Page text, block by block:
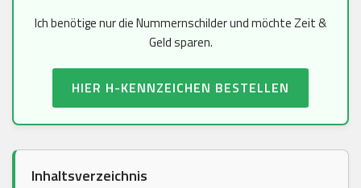
Ich benötige nur die Nummernschilder und möchte Zeit &
Geld sparen.
HIER H-KENNZEICHEN BESTELLEN
Inhaltsverzeichnis